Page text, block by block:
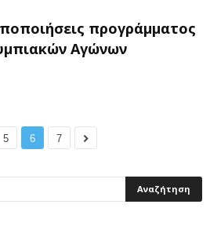
προγράμματος
Αγώνων
5 6 7